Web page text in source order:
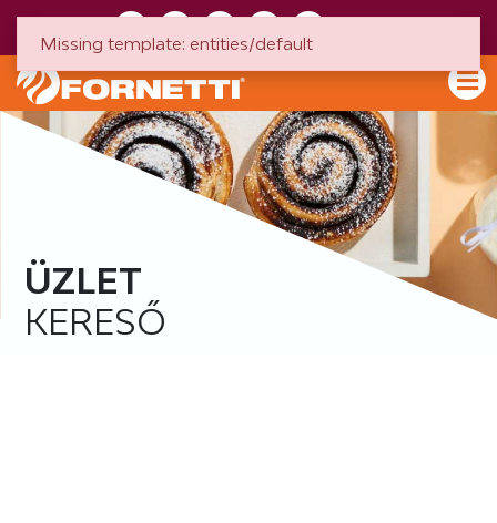
ÜZLET
KERESŐ
Missing template: entities/default